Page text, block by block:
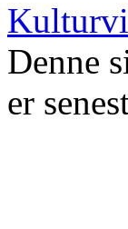
Denne
er